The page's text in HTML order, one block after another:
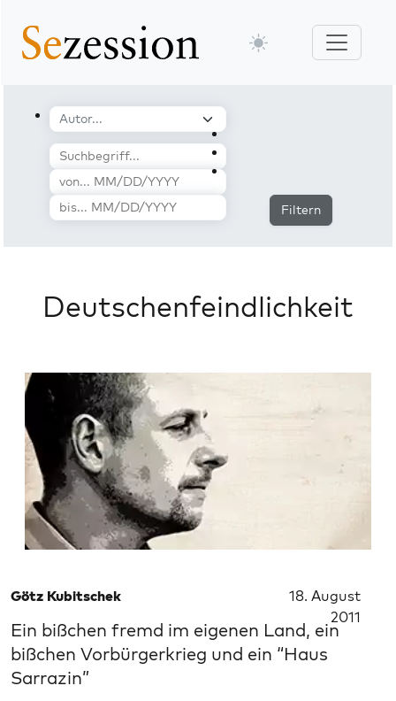
Filtern
Deutschenfeindlichkeit
Götz Kubitschek
18. August
2011
Ein bißchen fremd im eigenen Land, ein
bißchen Vorbürgerkrieg und ein “Haus
Sarrazin”